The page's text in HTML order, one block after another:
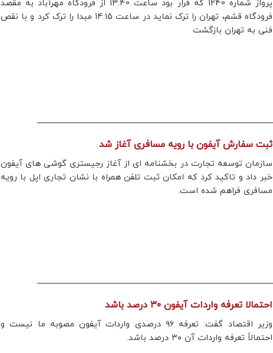
پرواز شماره 1240 که قرار بود ساعت 13:40 از فرودگاه مهرآباد به مقصد
فرودگاه قشم، تهران را ترک نماید در ساعت 14:15 مبدا را ترک کرد و با نقص
فنی به تهران بازگشت
ثبت سفارش آیفون با رویه مسافری آغاز شد
سازمان توسعه تجارت در بخشنامه ای از آغاز رجیستری گوشی های آیفون
خبر داد و تاکید کرد که امکان ثبت تلفن همراه با نشان تجاری اپل با رویه
مسافری فراهم شده است.
احتمالا تعرفه واردات آیفون ۳۰ درصد باشد
وزیر اقتصاد گفت: تعرفه ۹۶ درصدی واردات آیفون مصوبه ما نیست و
احتمالاً تعرفه واردات آن ۳۰ درصد باشد.